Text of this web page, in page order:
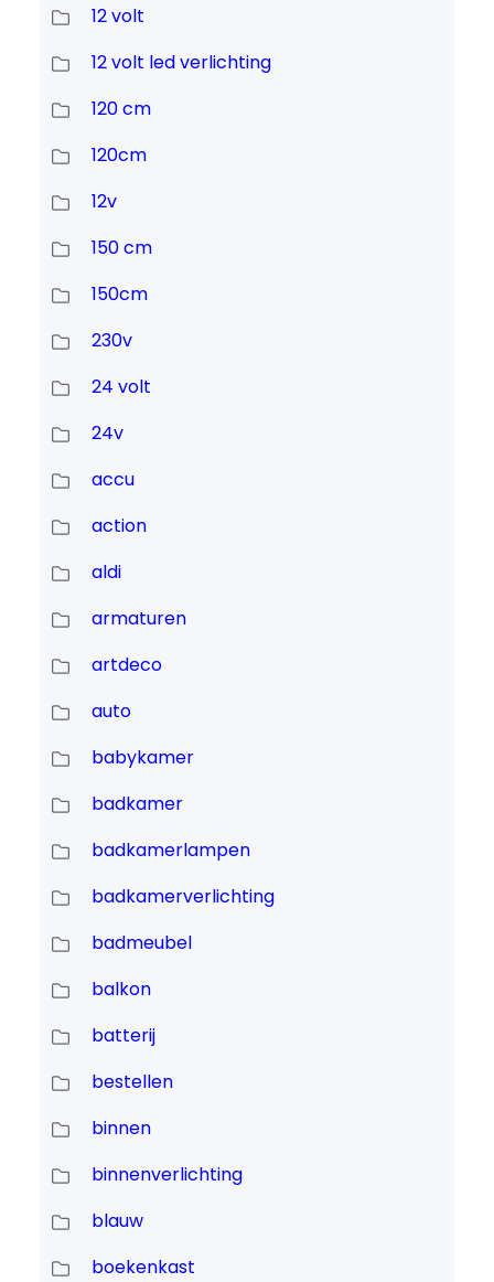
12 volt
12 volt led verlichting
120 cm
120cm
12v
150 cm
150cm
230v
24 volt
24v
accu
action
aldi
armaturen
artdeco
auto
babykamer
badkamer
badkamerlampen
badkamerverlichting
badmeubel
balkon
batterij
bestellen
binnen
binnenverlichting
blauw
boekenkast